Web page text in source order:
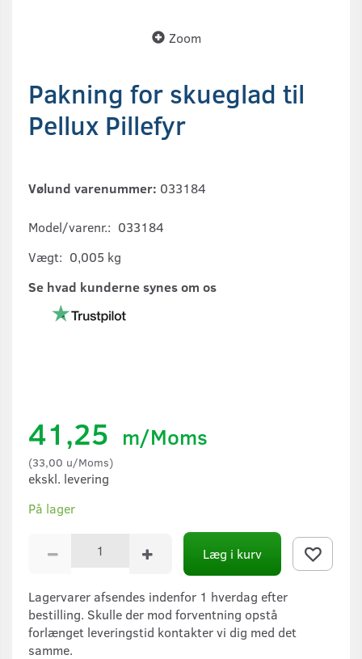
Zoom
Pakning for skueglad til
Pellux Pillefyr
Vølund varenummer: 033184
Model/varenr.: 033184
Vægt: 0,005 kg
Se hvad kunderne synes om os
41,25 m/Moms
(33,00 u/Moms)
ekskl. levering
På lager
Læg i kurv
Lagervarer afsendes indenfor 1 hverdag efter
bestilling. Skulle der mod forventning opstå
forlænget leveringstid kontakter vi dig med det
samme.